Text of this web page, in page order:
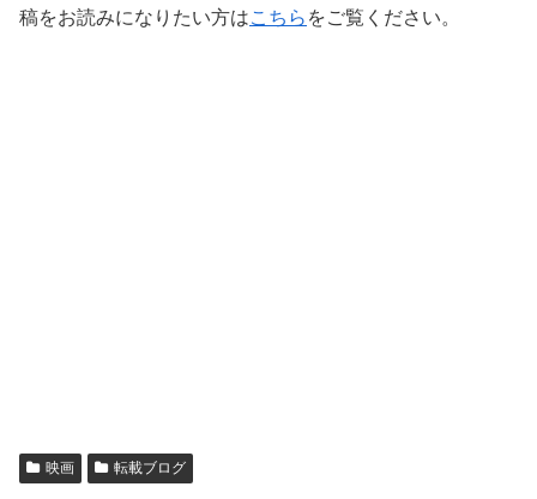
稿をお読みになりたい方はこちら をご覧ください。
映画 転載ブログ